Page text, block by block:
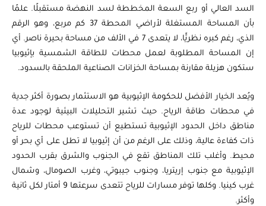
السد العالي أو ربع السعة المخططة لسد النهضة مستقبلًا. علمًا
بأن المساحة المستغلة لأراضي المحطة 37 كم مربع، وهو الرقم
الذي، رغم كبره نظريًّا، لا يتعدى 7 في الألف من مساحة بحيرة ناصر. أي
إن المساحة المطلوبة لعمل محطات للطاقة الشمسية بإثيوبيا
ستكون هزيلة مقارنة بمساحة الخزانات الصناعية الملحقة بالسدود.
ويُعد الخيار الأفضل للحكومة الإثيوبية هو الاستثمار بصورة أكثر جدية
في محطات طاقة الرياح. حيث تشير التحليلات البيئية لوجود عدة
مناطق داخل الحدود الإثيوبية تستطيع أن تستوعب محطات للرياح
ذات كفاءة عالية، وذلك على الرغم من أن إثيوبيا لا تطل على أي بحر أو
محيط. وأغلب تلك المناطق تقع في الجنوب والشرق بقرب الحدود
الإثيوبية مع جنوب إريتريا، وجنوب جيبوتي، وغرب الصومال، وشمال
غرب كينيا. وكلها توفر مسارات للرياح تتعدى سرعتها 9 أمتار لكل ثانية
وأكثر.